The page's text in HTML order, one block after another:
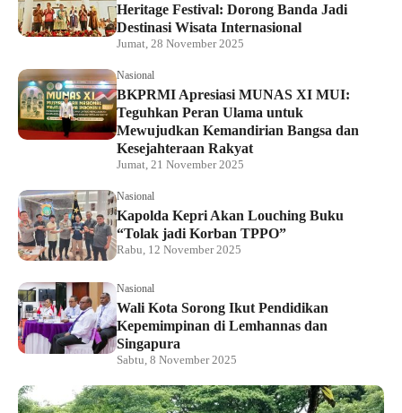
Heritage Festival: Dorong Banda Jadi
Destinasi Wisata Internasional
Jumat, 28 November 2025
Nasional
BKPRMI Apresiasi MUNAS XI MUI:
Teguhkan Peran Ulama untuk
Mewujudkan Kemandirian Bangsa dan
Kesejahteraan Rakyat
Jumat, 21 November 2025
Nasional
Kapolda Kepri Akan Louching Buku
“Tolak jadi Korban TPPO”
Rabu, 12 November 2025
Nasional
Wali Kota Sorong Ikut Pendidikan
Kepemimpinan di Lemhannas dan
Singapura
Sabtu, 8 November 2025